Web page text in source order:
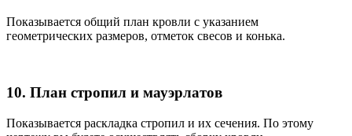
Показывается общий план кровли с указанием
геометрических размеров, отметок свесов и конька.
10. План стропил и мауэрлатов
Показывается раскладка стропил и их сечения. По этому